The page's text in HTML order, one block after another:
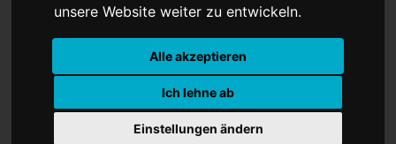
unsere Website weiter zu entwickeln.
Alle akzeptieren
Ich lehne ab
Einstellungen ändern